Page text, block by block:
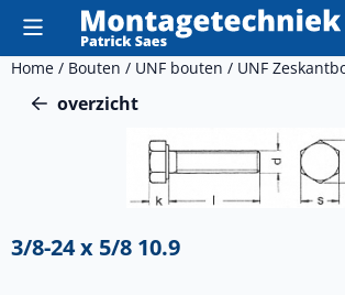
Cookievoorkeuren zijn momenteel
Home / Bouten / UNF bouten / UNF
overzicht
3/8-24 x 5/8 10.9